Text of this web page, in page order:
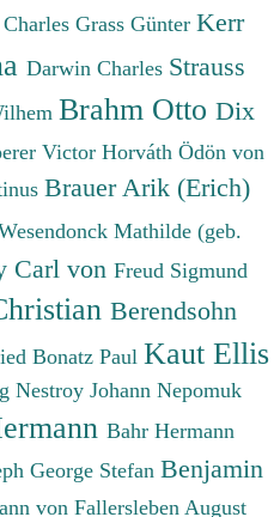
Grass Günter Kerr
Darwin Charles Strauss
Brahm Otto Dix
Victor Horváth Ödön von
Brauer Arik (Erich)
Mathilde (geb.
Carl von Freud Sigmund
Berendsohn
Bonatz Paul Kaut Ellis
Nestroy Johann Nepomuk
Bahr Hermann
George Stefan Benjamin
von Fallersleben August